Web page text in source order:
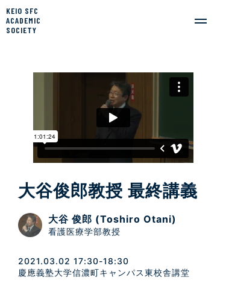
KEIO SFC
ACADEMIC
SOCIETY
大谷俊郎教授 最終講義
大谷 俊郎 (Toshiro Otani)
看護医療学部教授
2021.03.02 17:30-18:30
慶應義塾大学信濃町キャンパス東校舎講堂